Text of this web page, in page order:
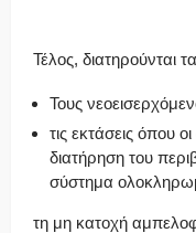
Τέλος, διατηρούνται
Τους
τις εκτάσεις όπου
διατήρηση του
σύστημα
τη μη κατοχή